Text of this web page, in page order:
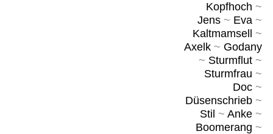
Kopfhoch ~
Jens~ Eva~
Kaltmamsell
~
Axelk~ Godany
~ Sturmflut~
Sturmfrau ~
Doc~
Düsenschrieb~
Stil ~ Anke~
Boomerang ~